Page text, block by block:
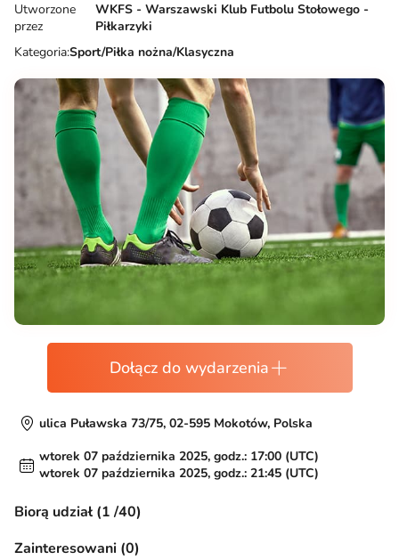
Pobierz aplikację:
Utworzone
przez
WKFS - Warszawski Klub Futbolu Stołowego -
Piłkarzyki
Kategoria:Sport/Piłka nożna/Klasyczna
Dołącz do wydarzenia
ulica Puławska 73/75, 02-595 Mokotów, Polska
wtorek 07 października 2025, godz.: 17:00 (UTC)
wtorek 07 października 2025, godz.: 21:45 (UTC)
Biorą udział (1 /40)
Zainteresowani (0)